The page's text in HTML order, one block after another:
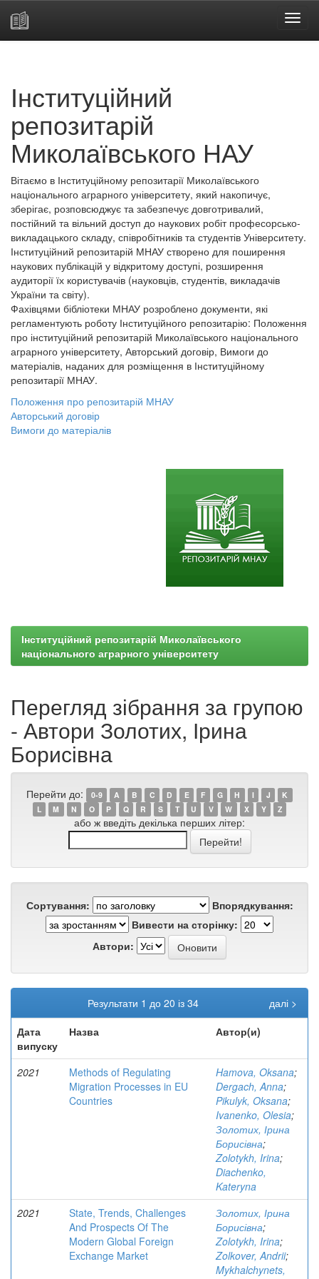
Інституційний
репозитарій
Миколаївського НАУ
Вітаємо в Інституційному репозитарії Миколаївського
національного аграрного університету, який накопичує,
зберігає, розповсюджує та забезпечує довготривалий,
постійний та вільний доступ до наукових робіт професорсько-
викладацького складу, співробітників та студентів Університету.
Інституційний репозитарій МНАУ створено для поширення
наукових публікацій у відкритому доступі, розширення
аудиторії їх користувачів (науковців, студентів, викладачів
України та світу).
Фахівцями бібліотеки МНАУ розроблено документи, які
регламентують роботу Інституційного репозитарію: Положення
про інституційний репозитарій Миколаївського національного
аграрного університету, Авторський договір, Вимоги до
матеріалів, наданих для розміщення в Інституційному
репозитарії МНАУ.
Положення про репозитарій МНАУ
Авторський договір
Вимоги до матеріалів
Інституційний репозитарій Миколаївського
національного аграрного університету
Перегляд зібрання за групою
- Автори Золотих, Ірина
Борисівна
Перейти до: 0-9 A B C D E F G H I J
K
L
M N O P Q R S T U V W X Y Z
або ж введіть декілька перших літер:
Сортування:
Впорядкування:
Вивести на сторінку:
Автори:
Результати 1 до 20 із 34
далі >
Дата
випуску
Назва Автор(и)
2021
Methods of Regulating
Migration Processes in EU
Countries
Hamova, Oksana;
Dergach, Anna;
Pikulyk, Oksana;
Ivanenko, Olesia;
Золотих, Ірина
Борисівна;
Zolotykh, Irina;
Diachenko,
Kateryna
2021
State, Trends, Challenges
And Prospects Of The
Modern Global Foreign
Exchange Market
Золотих, Ірина
Борисівна;
Zolotykh, Irina;
Zolkover, Andrii;
Mykhalchynets,